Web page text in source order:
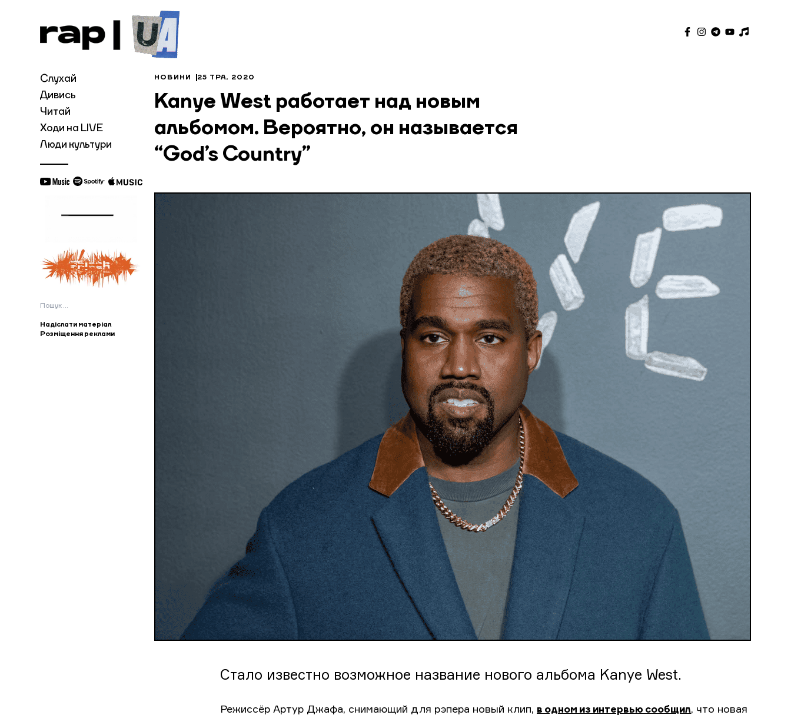
Слухай
Дивись
Читай
Ходи на LIVE
Люди культури
Пошук:
Надіслати матеріал
Розміщення реклами
НОВИНИ 25 ТРА, 2020
Kanye West работает над новым
альбомом. Вероятно, он называется
“God’s Country”
Стало известно возможное название нового альбома Kanye West.
Режиссёр Артур Джафа, снимающий для рэпера новый клип, в одном из интервью сообщил, что новая